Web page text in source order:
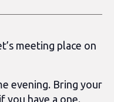
meeting place on
evening. Bring your
you have a one.